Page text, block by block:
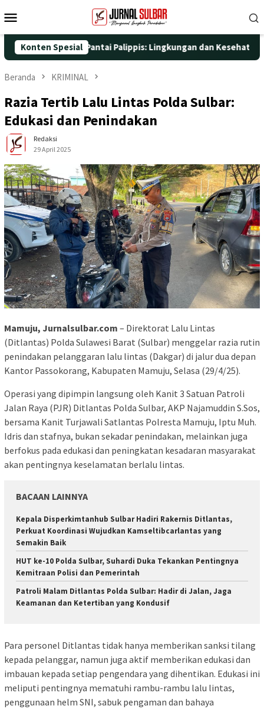
ke
Mobile
Konten Spesial
Nyata di Pantai Palippis: Lingkungan dan Kesehatan Jadi
Beranda KRIMINAL
Razia Tertib Lalu Lintas Polda Sulbar:
Edukasi dan Penindakan
Redaksi
29 April 2025
Mamuju, Jurnalsulbar.com – Direktorat Lalu Lintas
(Ditlantas) Polda Sulawesi Barat (Sulbar) menggelar razia rutin
penindakan pelanggaran lalu lintas (Dakgar) di jalur dua depan
Kantor Passokorang, Kabupaten Mamuju, Selasa (29/4/25).
Operasi yang dipimpin langsung oleh Kanit 3 Satuan Patroli
Jalan Raya (PJR) Ditlantas Polda Sulbar, AKP Najamuddin S.Sos,
bersama Kanit Turjawali Satlantas Polresta Mamuju, Iptu Muh.
Idris dan stafnya, bukan sekadar penindakan, melainkan juga
berfokus pada edukasi dan peningkatan kesadaran masyarakat
akan pentingnya keselamatan berlalu lintas.
BACAAN LAINNYA
Kepala Disperkimtanhub Sulbar Hadiri Rakernis Ditlantas,
Perkuat Koordinasi Wujudkan Kamseltibcarlantas yang
Semakin Baik
HUT ke-10 Polda Sulbar, Suhardi Duka Tekankan Pentingnya
Kemitraan Polisi dan Pemerintah
Patroli Malam Ditlantas Polda Sulbar: Hadir di Jalan, Jaga
Keamanan dan Ketertiban yang Kondusif
Para personel Ditlantas tidak hanya memberikan sanksi tilang
kepada pelanggar, namun juga aktif memberikan edukasi dan
imbauan kepada setiap pengendara yang dihentikan. Edukasi ini
meliputi pentingnya mematuhi rambu-rambu lalu lintas,
penggunaan helm SNI, sabuk pengaman dan bahaya